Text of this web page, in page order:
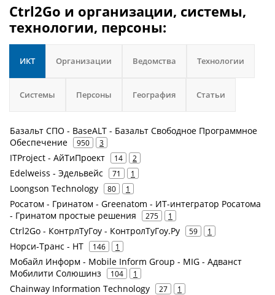
Ctrl2Go и организации, системы,
технологии, персоны:
ИКТ Организации Ведомства Технологии
Системы Персоны География Статьи
Базальт СПО - BaseALT - Базальт Свободное Программное
Обеспечение
950 3
ITProject - АйТиПроект 14 2
Edelweiss - Эдельвейс 71 1
Loongson Technology 80 1
Росатом - Гринатом - Greenatom - ИТ-интегратор Росатома
- Гринатом простые решения
275 1
Ctrl2Go - КонтрлТуГоу - КонтролТуГоу.Ру 59 1
Норси-Транс - НТ 146 1
Мобайл Информ - Mobile Inform Group - MIG - Адванст
Мобилити Солюшинз
104 1
Chainway Information Technology 27 1